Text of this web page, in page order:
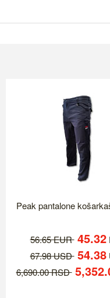
Peak pantalone
56.65 EUR 45.32
67.98 USD 54.38
6,690.00 RSD